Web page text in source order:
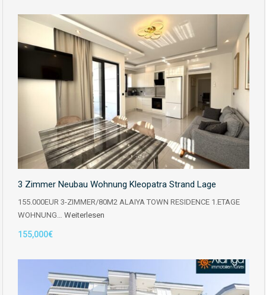
3 Zimmer Neubau Wohnung Kleopatra Strand Lage
155.000EUR 3-ZIMMER/80M2 ALAIYA TOWN RESIDENCE 1.ETAGE
WOHNUNG… Weiterlesen
155,000€